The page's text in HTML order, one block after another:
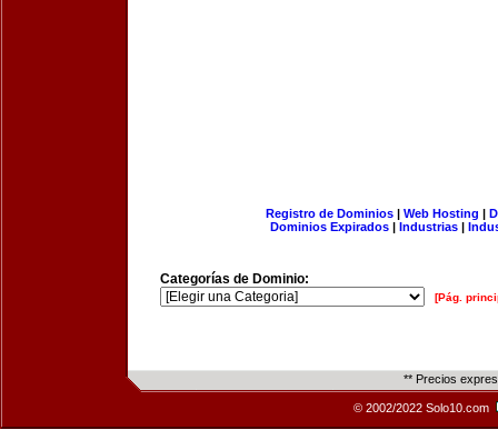
Registro de Dominios| Web Hosting |
Dominios Expirados | Industrias |
Categorías de Dominio:
[Pág.
** Precios
© 2002/2022 Solo10.com